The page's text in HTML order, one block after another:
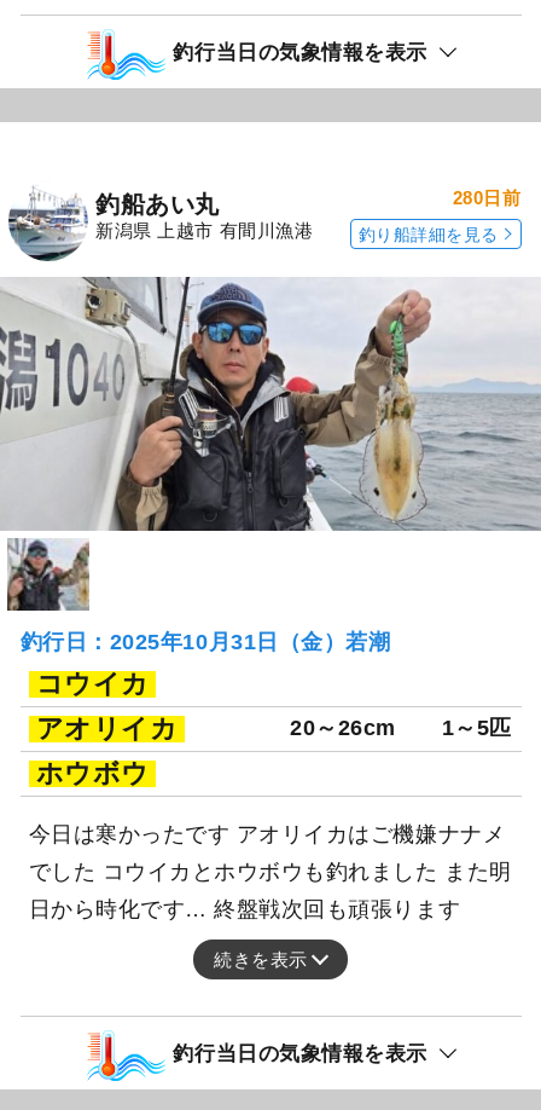
釣行当日の気象情報を表示
釣船あい丸
新潟県 上越市 有間川漁港
280日前
釣り船詳細を見る
釣行日：2025年10月31日（金）若潮
コウイカ
アオリイカ
20～26cm 1～5匹
ホウボウ
今日は寒かったです アオリイカはご機嫌ナナメ
でした コウイカとホウボウも釣れました また明
日から時化です… 終盤戦次回も頑張ります
続きを表示
釣行当日の気象情報を表示